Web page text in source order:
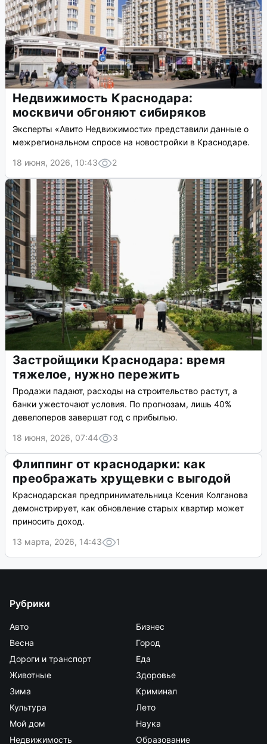
Недвижимость Краснодара:
москвичи обгоняют сибиряков
Эксперты «Авито Недвижимости» представили данные о
межрегиональном спросе на новостройки в Краснодаре.
18 июня, 2026, 10:43
2
Застройщики Краснодара: время
тяжелое, нужно пережить
Продажи падают, расходы на строительство растут, а
банки ужесточают условия. По прогнозам, лишь 40%
девелоперов завершат год с прибылью.
18 июня, 2026, 07:44
3
Флиппинг от краснодарки: как
преображать хрущевки с выгодой
Краснодарская предпринимательница Ксения Колганова
демонстрирует, как обновление старых квартир может
приносить доход.
13 марта, 2026, 14:43
1
Рубрики
Авто
Бизнес
Весна
Город
Дороги и транспорт
Еда
Животные
Здоровье
Зима
Криминал
Культура
Лето
Мой дом
Наука
Недвижимость
Образование